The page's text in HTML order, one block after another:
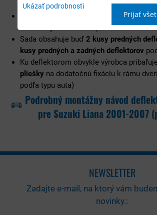
krabíc vyrobených
deflektory doručili bez poškodenia.
Sada obsahuje buď 2 kusy predných
kusy predných a zadných deflektorov
Ku deflektorom obvykle výrobca
pliešky na dodatočnú fixáciu k rámu
podľa typu auta)
Podrobný montážny návod
pre Suzuki Liana 2001-2007
NEWSLETTER
Zadajte e-mail, na ktorý vám
novinky.:
Ukázať podrobnosti
Prijať